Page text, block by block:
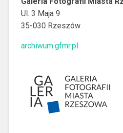
Ul. 3 Maja 9
35-030 Rzeszów
archiwum.gfmr.pl